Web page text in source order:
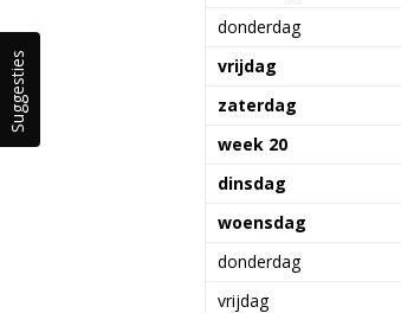
donderdag
vrijdag
zaterdag
week 20
dinsdag
woensdag
donderdag
vrijdag
Suggesties